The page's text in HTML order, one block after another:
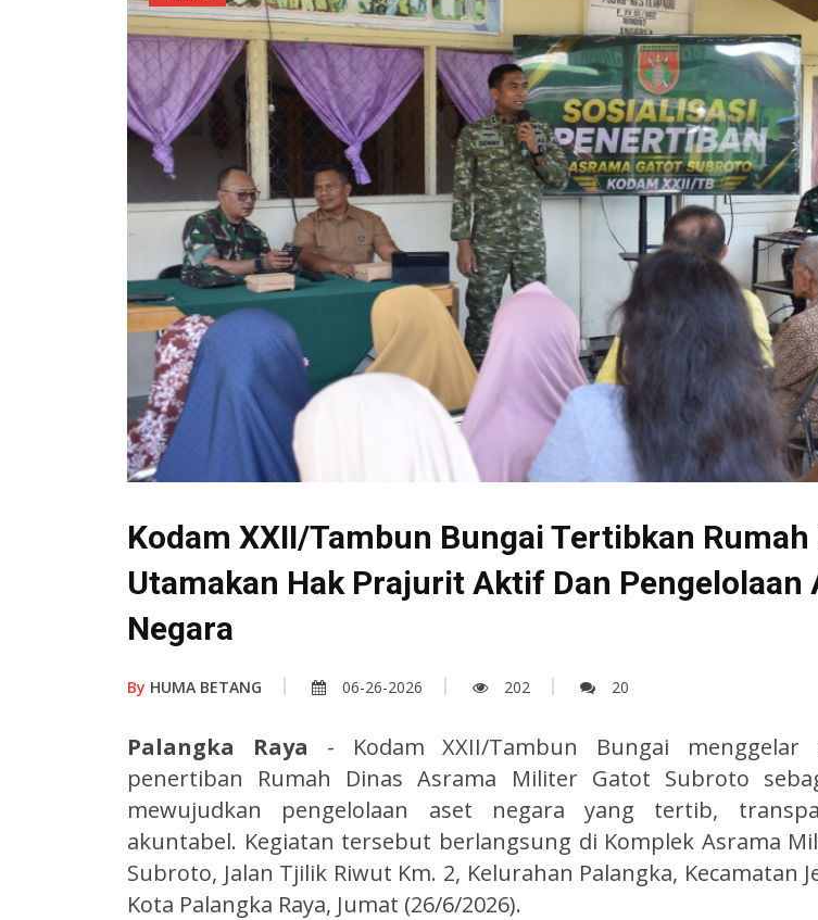
Kodam XXII/Tambun Bungai Tertibkan Rumah
Utamakan Hak Prajurit Aktif Dan Pengelolaan
Negara
By HUMA BETANG 06-26-2026 202 20
Palangka Raya - Kodam XXII/Tambun Bungai menggelar
penertiban Rumah Dinas Asrama Militer Gatot Subroto
mewujudkan pengelolaan aset negara yang tertib,
akuntabel. Kegiatan tersebut berlangsung di Komplek Asrama
Subroto, Jalan Tjilik Riwut Km. 2, Kelurahan Palangka, Kecamatan
Kota Palangka Raya, Jumat (26/6/2026).